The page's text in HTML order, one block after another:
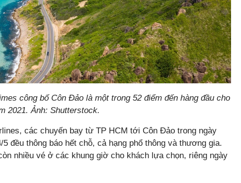
công bố Côn Đảo là một trong 52 điểm đến hàng đầu cho
2021. Ảnh: Shutterstock.
các chuyến bay từ TP HCM tới Côn Đảo trong ngày
đều thông báo hết chỗ, cả hạng phổ thông và thương gia.
nhiều vé ở các khung giờ cho khách lựa chọn, riêng ngày